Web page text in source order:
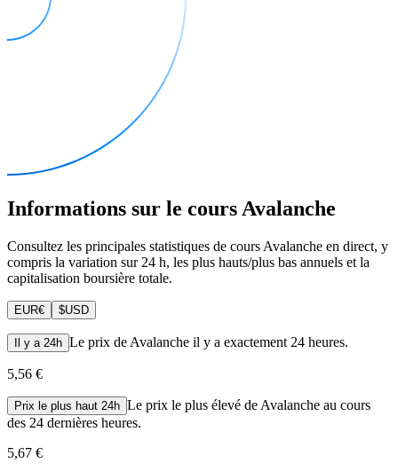
Informations sur le cours Avalanche
Consultez les principales statistiques de cours Avalanche en direct, y
compris la variation sur 24 h, les plus hauts/plus bas annuels et la
capitalisation boursière totale.
EUR€ $USD
Il y a 24h Le prix de Avalanche il y a exactement 24 heures.
5,56 €
Prix le plus haut 24h Le prix le plus élevé de Avalanche au cours
des 24 dernières heures.
5,67 €